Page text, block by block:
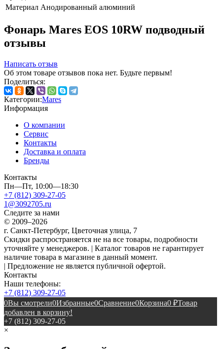
Материал Анодированный алюминий
Фонарь Mares EOS 10RW подводный
отзывы
Написать отзыв
Об этом товаре отзывов пока нет. Будьте первым!
Поделиться:
Категории:Mares
Информация
О компании
Сервис
Контакты
Доставка и оплата
Бренды
Контакты
Пн—Пт, 10:00—18:30
+7 (812) 309-27-05
1@3092705.ru
Следите за нами
© 2009–2026
г. Санкт-Петербург, Цветочная улица, 7
Скидки распространяется не на все товары, подробности
уточняйте у менеджеров. | Каталог товаров не гарантирует
наличие товара в магазине в данный момент.
| Предложение не является публичной офертой.
Контакты
Наши телефоны:
+7 (812) 309-27-05
0Вы смотрели0Избранные0Сравнение0Корзина0 ₽Товар
добавлен в корзину!
+7 (812) 309-27-05
×